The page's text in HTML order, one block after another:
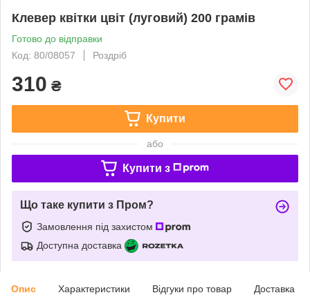
Клевер квітки цвіт (луговий) 200 грамів
Готово до відправки
Код: 80/08057
Роздріб
310 ₴
Купити
або
Купити з
Що таке купити з Пром?
Замовлення під захистом
Доступна доставка
Опис Характеристики Відгуки про товар Доставка